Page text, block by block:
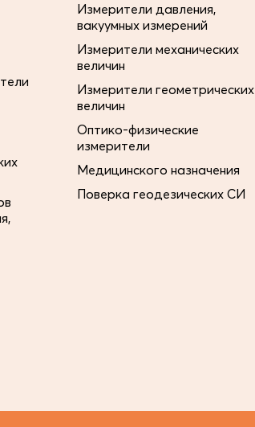
Измерители давления,
вакуумных измерений
Измерители механических
величин
Измерители геометрических
величин
Оптико-физические
измерители
Медицинского назначения
Поверка геодезических СИ